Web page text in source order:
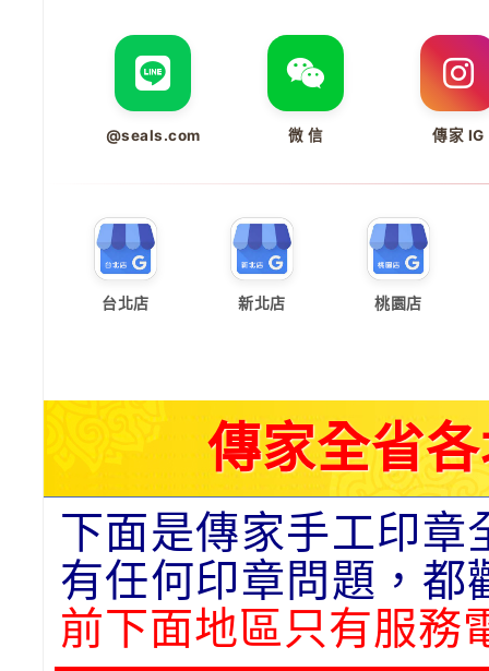
@seals.com 微 信 傳家 IG
台北店 新北店 桃園店
傳家全省
下面是傳家手工印章
有任何印章問題，都
前下面地區只有服務